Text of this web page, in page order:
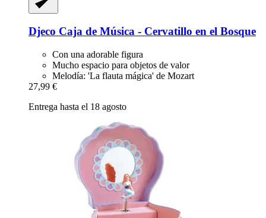
Djeco Caja de Música -​ Cervatillo en el Bosque
Con una adorable figura
Mucho espacio para objetos de valor
Melodía: 'La flauta mágica' de Mozart
27,99 €
Entrega hasta el 18 agosto